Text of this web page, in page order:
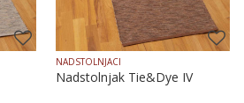
NADSTOLNJACI
Nadstolnjak Tie&Dye IV